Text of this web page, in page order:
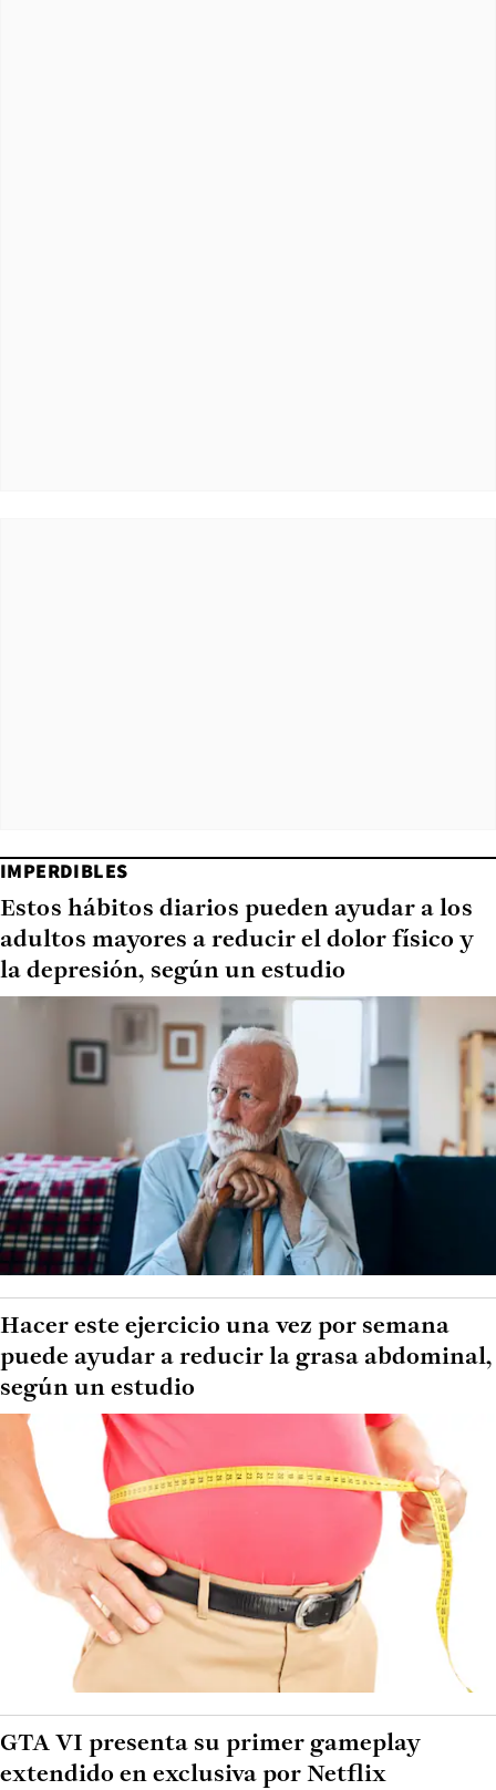
IMPERDIBLES
Estos hábitos diarios pueden ayudar a los
adultos mayores a reducir el dolor físico y
la depresión, según un estudio
Hacer este ejercicio una vez por semana
puede ayudar a reducir la grasa abdominal,
según un estudio
GTA VI presenta su primer gameplay
extendido en exclusiva por Netflix